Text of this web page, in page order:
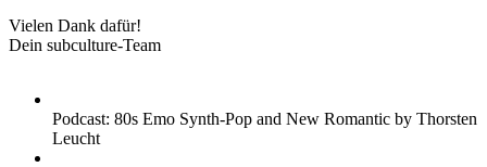
Vielen Dank dafür!
Dein subculture-Team
Podcast: 80s Emo Synth-Pop and New Romantic by Thorsten
Leucht